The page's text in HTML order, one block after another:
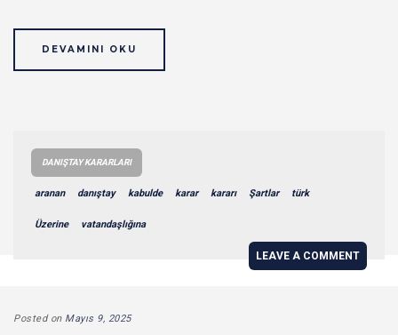
DEVAMINI OKU
DANIŞTAY KARARLARI
aranan danıştay kabulde karar kararı Şartlar türk
Üzerine vatandaşlığına
LEAVE A COMMENT
Posted on Mayıs 9, 2025